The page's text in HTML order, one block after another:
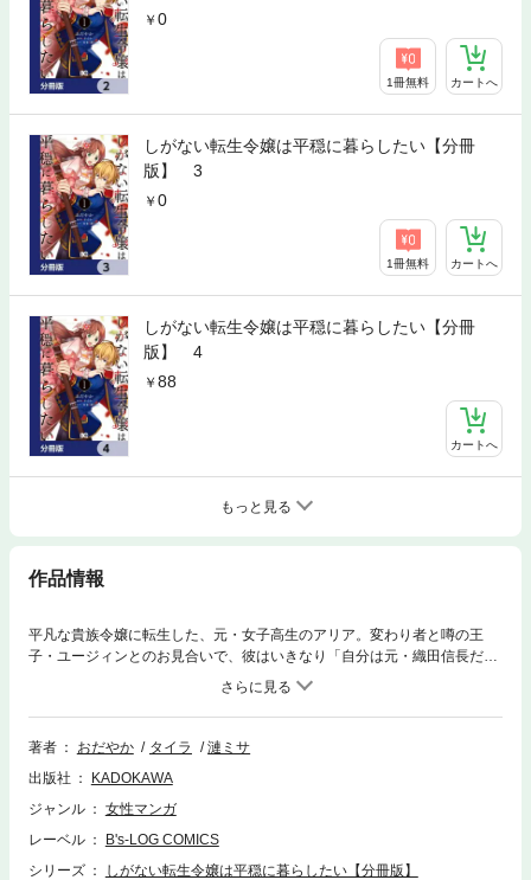
0
1冊無料 カートへ
しがない転生令嬢は平穏に暮らしたい【分冊
版】 3
0
1冊無料 カートへ
しがない転生令嬢は平穏に暮らしたい【分冊
版】 4
88
カートへ
もっと見る
作品情報
平凡な貴族令嬢に転生した、元・女子高生のアリア。変わり者と噂の王
子・ユージィンとのお見合いで、彼はいきなり「自分は元・織田信長だ」
と発言！！お相手が決まらないのはこのせいかと思わず納得するが、おか
しな話を素直に受けいれた彼女にユージィンは興味津々で…！？天下も獲
れる最強王子による強烈アプローチの日々がはじまる！ 分冊版第9弾。
著者
おだやか タイラ
漣ミサ
出版社
KADOKAWA
ジャンル
女性マンガ
レーベル
B's-LOG COMICS
シリーズ
しがない転生令嬢は平穏に暮らしたい【分冊版】